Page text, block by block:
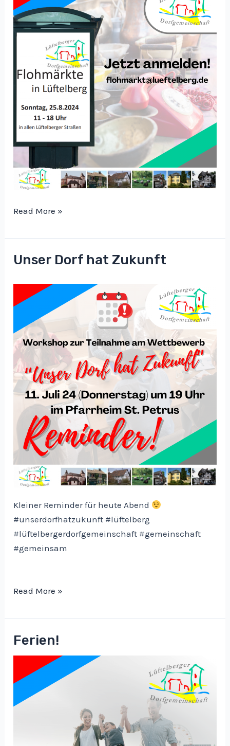
Jetzt
Dorfflohmarkt
anmelden!
Read More »
Unser Dorf hat Zukunft
Kleiner Reminder für heute Abend
#unserdorfhatzukunft #lüftelberg
#lüftelbergerdorfgemeinschaft #gemeinschaft
#gemeinsam
Unser
hat
Zukunft
Read More »
Ferien!